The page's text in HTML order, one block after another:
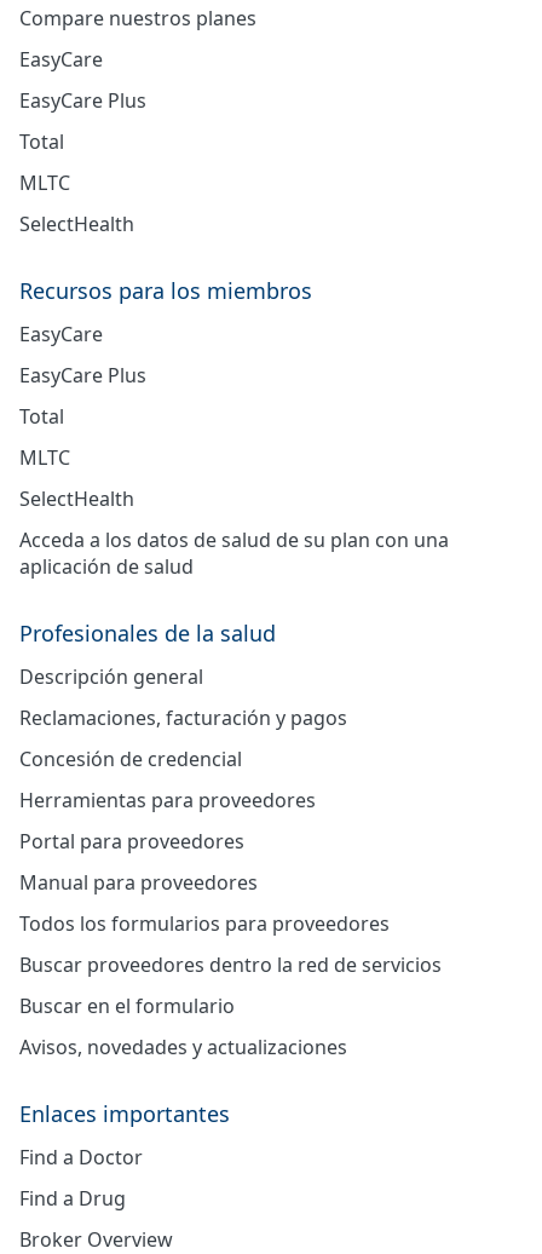
Compare nuestros planes
EasyCare
EasyCare Plus
Total
MLTC
SelectHealth
Recursos para los miembros
EasyCare
EasyCare Plus
Total
MLTC
SelectHealth
Acceda a los datos de salud de su plan con una
aplicación de salud
Profesionales de la salud
Descripción general
Reclamaciones, facturación y pagos
Concesión de credencial
Herramientas para proveedores
Portal para proveedores
Manual para proveedores
Todos los formularios para proveedores
Buscar proveedores dentro la red de servicios
Buscar en el formulario
Avisos, novedades y actualizaciones
Enlaces importantes
Find a Doctor
Find a Drug
Broker Overview